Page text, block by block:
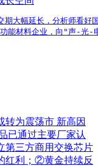
大幅延长，分析师看好
材料企业，向"声-光-
转为震荡市 新高因
已通过主要厂家认
第三方商用交换芯片
红利；②黄金持续反